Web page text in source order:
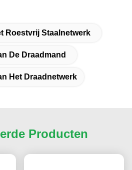
Roestvrij Staalnetwerk
De Draadmand
Het Draadnetwerk
Producten